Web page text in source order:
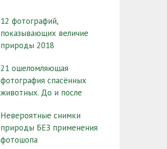
12 фотографий,
показывающих величие
природы 2018
21 ошеломляющая
фотография спасённых
животных. До и после
Невероятные снимки
природы БЕЗ применения
фотошопа